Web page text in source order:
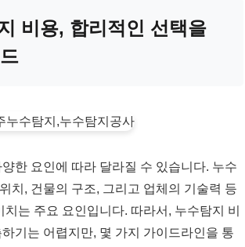
비용, 합리적인 선택을
한 요인에 따라 달라질 수 있습니다. 누수
치, 건물의 구조, 그리고 업체의 기술력 등
는 주요 요인입니다. 따라서, 누수탐지 비
기는 어렵지만, 몇 가지 가이드라인을 통